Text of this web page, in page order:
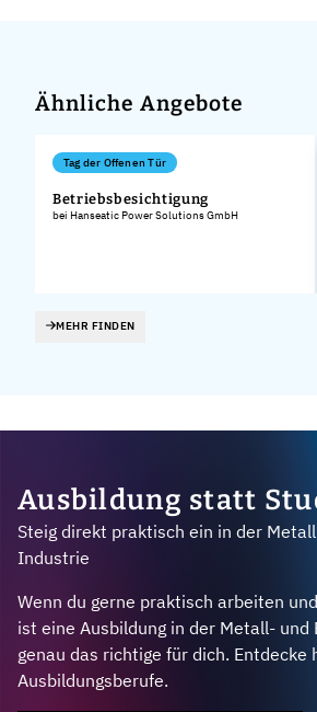
Ähnliche Angebote
Tag der Offenen Tür
Betriebsbesichtigung
bei Hanseatic Power Solutions GmbH
MEHR FINDEN
Ausbildung statt
Steig direkt praktisch ein in der
Industrie
Wenn du gerne praktisch arbeiten
ist eine Ausbildung in der Metall-
genau das richtige für dich. Entdecke
Ausbildungsberufe.